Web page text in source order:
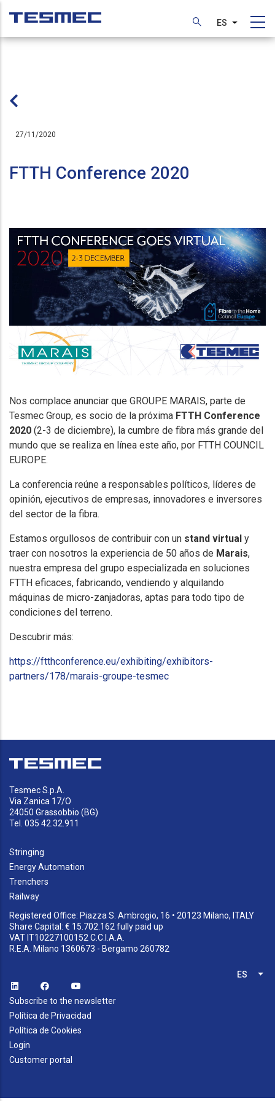
contenido
ES Lista
27/11/2020
FTTH Conference 2020
Nos complace anunciar que GROUPE MARAIS, parte de
Tesmec Group, es socio de la próxima FTTH Conference
2020 (2-3 de diciembre), la cumbre de fibra más grande del
mundo que se realiza en línea este año, por FTTH COUNCIL
EUROPE.
La conferencia reúne a responsables políticos, líderes de
opinión, ejecutivos de empresas, innovadores e inversores
del sector de la fibra.
Estamos orgullosos de contribuir con un stand virtual y
traer con nosotros la experiencia de 50 años de Marais,
nuestra empresa del grupo especializada en soluciones
FTTH eficaces, fabricando, vendiendo y alquilando
máquinas de micro-zanjadoras, aptas para todo tipo de
condiciones del terreno.
Descubrir más:
https://ftthconference.eu/exhibiting/exhibitors-
partners/178/marais-groupe-tesmec
Tesmec S.p.A.
Via Zanica 17/O
24050 Grassobbio (BG)
Tel. 035 42.32.911
Stringing
Energy Automation
Trenchers
Railway
Registered Office: Piazza S. Ambrogio, 16 • 20123 Milano, ITALY
Share Capital: € 15.702.162 fully paid up
VAT IT10227100152 C.C.I.A.A.
R.E.A. Milano 1360673 - Bergamo 260782
ES
Subscribe to the newsletter
Política de Privacidad
Política de Cookies
Login
Customer portal